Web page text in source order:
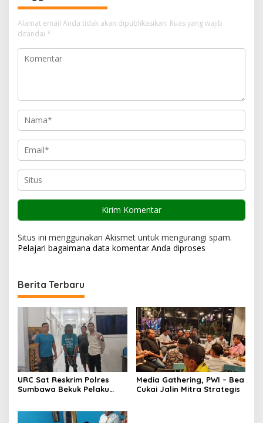
i
p
o
s
Alamat email Anda tidak akan dipublikasikan. Ruas yang wajib
ditandai *
Situs ini menggunakan Akismet untuk mengurangi spam.
Pelajari bagaimana data komentar Anda diproses
Berita Terbaru
URC Sat Reskrim Polres
Sumbawa Bekuk Pelaku
Media Gathering, PWI – Bea
Cukai Jalin Mitra Strategis